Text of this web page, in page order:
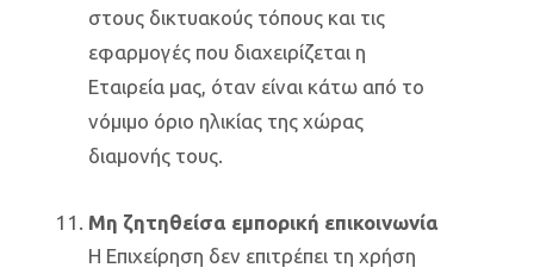
στους δικτυακούς τόπους και τις
εφαρμογές που διαχειρίζεται η
Εταιρεία μας, όταν είναι κάτω από το
νόμιμο όριο ηλικίας της χώρας
διαμονής τους.
Μη ζητηθείσα εμπορική επικοινωνία
Η Επιχείρηση δεν επιτρέπει τη χρήση